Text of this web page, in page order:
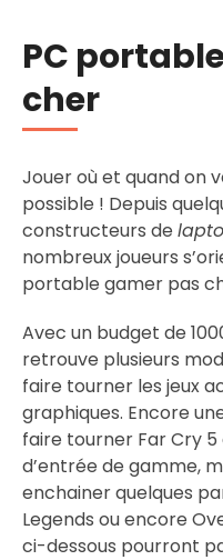
PC
cher
Jouer où et quand on
possible ! Depuis
constructeurs de
nombreux joueurs
portable gamer pas
Avec un budget de
retrouve plusieurs
faire tourner les jeux
graphiques. Encore
faire tourner Far Cry 5
d’entrée de gamme,
enchainer quelques
Legends ou encore
ci-dessous pourront